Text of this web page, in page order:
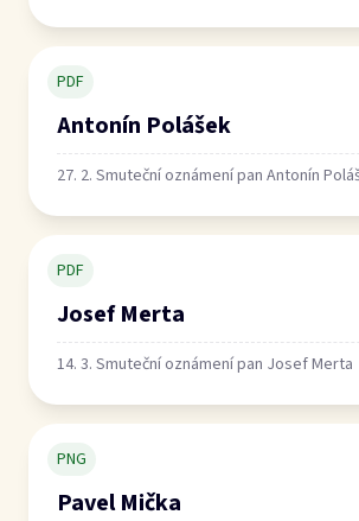
PDF
Antonín Polášek
27. 2. Smuteční oznámení pan Antonín
PDF
Josef Merta
14. 3. Smuteční oznámení pan Josef Merta
PNG
Pavel Mička